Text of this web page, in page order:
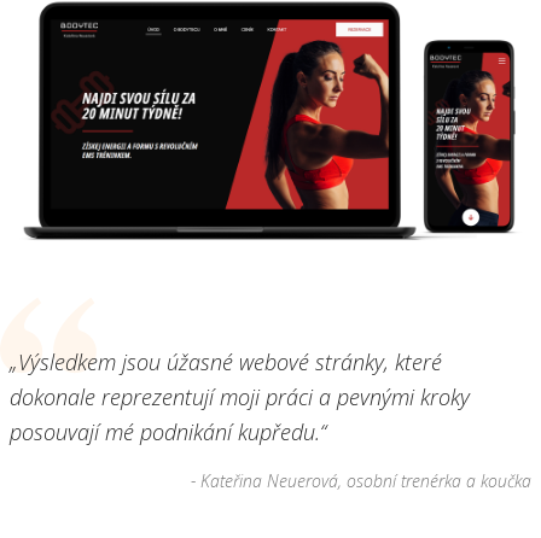
„Výsledkem jsou úžasné webové stránky, které
dokonale reprezentují moji práci a pevnými kroky
posouvají mé podnikání kupředu.“
- Kateřina Neuerová, osobní trenérka a koučka